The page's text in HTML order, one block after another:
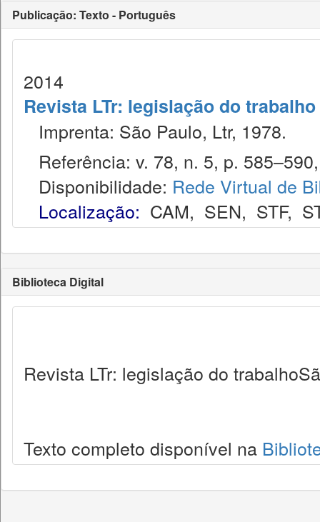
Publicação: Texto - Português
2014
Revista LTr: legislação do trabalho
Imprenta: São Paulo, Ltr, 1978.
Referência: v. 78, n. 5, p.
Disponibilidade: Rede Virtual de
Localização: CAM, SEN, STF,
Biblioteca Digital
Revista LTr: legislação do
Texto completo disponível na